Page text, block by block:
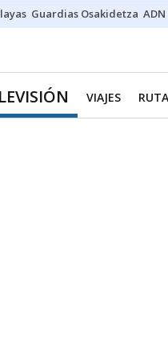
Guardias Osakidetza
VIAJES